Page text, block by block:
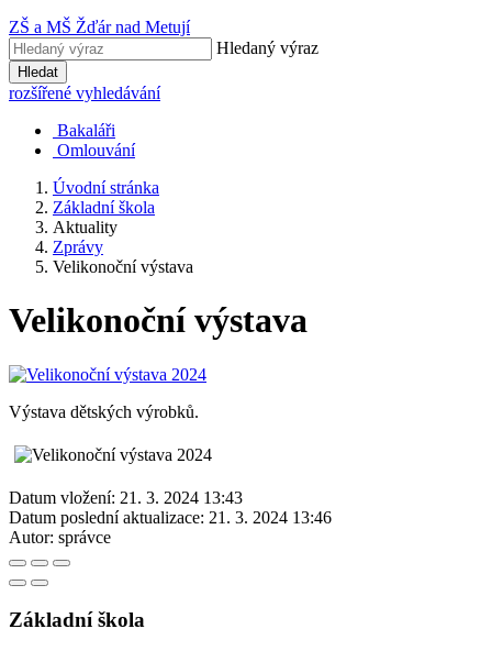
ZŠ a MŠ Žďár nad Metují
Hledaný výraz
Hledat
rozšířené vyhledávání
Bakaláři
Omlouvání
Úvodní stránka
Základní škola
Aktuality
Zprávy
Velikonoční výstava
Velikonoční výstava
Výstava dětských výrobků.
Datum vložení: 21. 3. 2024 13:43
Datum poslední aktualizace: 21. 3. 2024 13:46
Autor: správce
Základní škola